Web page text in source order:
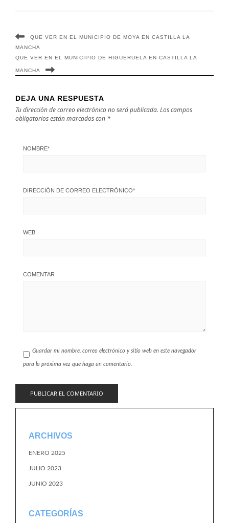
QUE VER EN EL MUNICIPIO DE MOYA EN CASTILLA LA
MANCHA
QUE VER EN EL MUNICIPIO DE HIGUERUELA EN CASTILLA LA
MANCHA
DEJA UNA RESPUESTA
Tu dirección de correo electrónico no será publicada. Los campos
obligatorios están marcados con *
NOMBRE*
DIRECCIÓN DE CORREO ELECTRÓNICO*
WEB
COMENTAR
Guardar mi nombre, correo electrónico y sitio web en este navegador
para la próxima vez que haga un comentario.
ARCHIVOS
ENERO 2025
JULIO 2023
JUNIO 2023
CATEGORÍAS